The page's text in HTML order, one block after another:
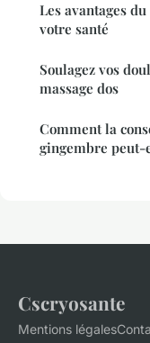
Les avantages
votre santé
Soulagez vos
massage dos
Comment la
gingembre peut-
Cscryosante
Mentions légales